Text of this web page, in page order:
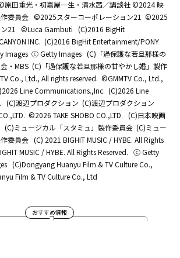
田重光・初嘉屋一生・清水茜／講談社 ©2024 映
委員会 ©2025スターコーポレーション21 ©2025
21
©Luca Gambuti (C)2016 BigHit
INC. (C)2016 BigHit Entertainment/PONY
Images ⓒ Getty Images (C)「過保護な若旦那様の
・MBS (C)「過保護な若旦那様の甘やかし婚」製作
Co., Ltd., All rights reserved. ©GMMTV Co., Ltd.,
Line Communications.,Inc. (C)2026 Line
(C)渡辺プロダクション (C)渡辺プロダクション
©2026 TAKE SHOBO CO.,LTD. (C)日本映画
(C)ミュージカル「スタミュ」製作委員会 (C)ミュー
委員会 (C) 2021 BIGHIT MUSIC / HYBE. All Rights
MUSIC / HYBE. All Rights Reserved. ⓒ Getty
(C)Dongyang Huanyu Film & TV Culture Co.,
Film & TV Culture Co., Ltd
おすすめ情報